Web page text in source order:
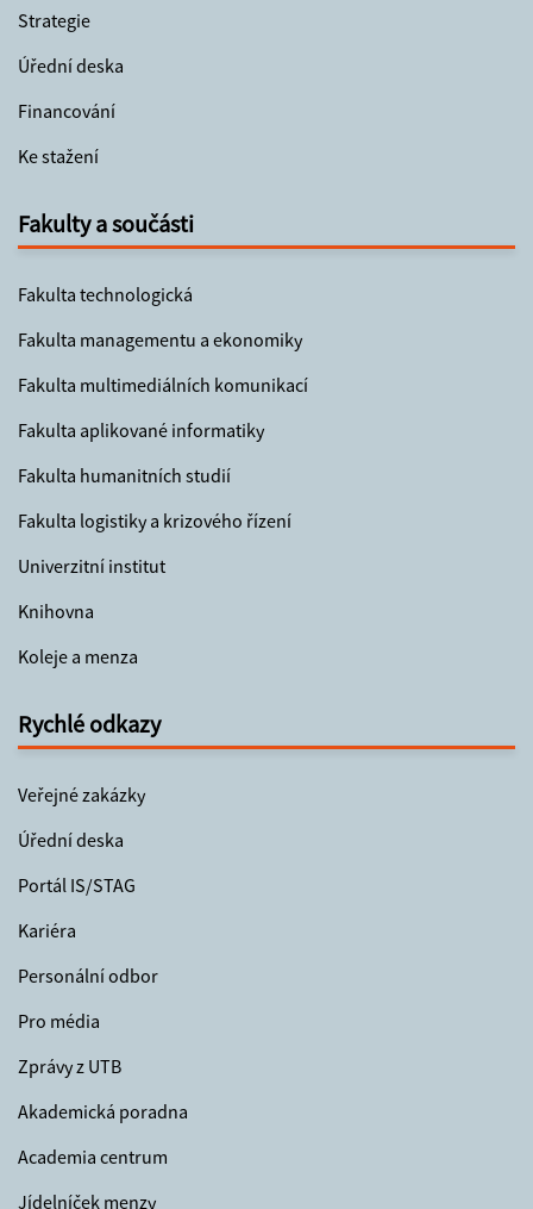
Strategie
Úřední deska
Financování
Ke stažení
Fakulty a součásti
Fakulta technologická
Fakulta managementu a ekonomiky
Fakulta multimediálních komunikací
Fakulta aplikované informatiky
Fakulta humanitních studií
Fakulta logistiky a krizového řízení
Univerzitní institut
Knihovna
Koleje a menza
Rychlé odkazy
Veřejné zakázky
Úřední deska
Portál IS/STAG
Kariéra
Personální odbor
Pro média
Zprávy z UTB
Akademická poradna
Academia centrum
Jídelníček menzy